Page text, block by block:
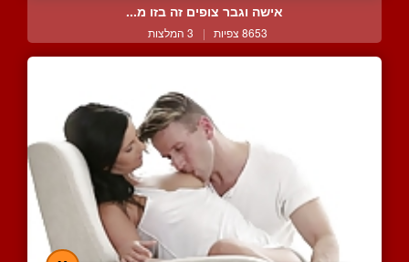
אישה וגבר צופים זה בזו מ...
8653 צפיות | 3 המלצות